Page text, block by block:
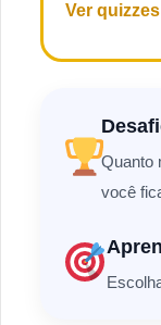
Ver
Quanto
você